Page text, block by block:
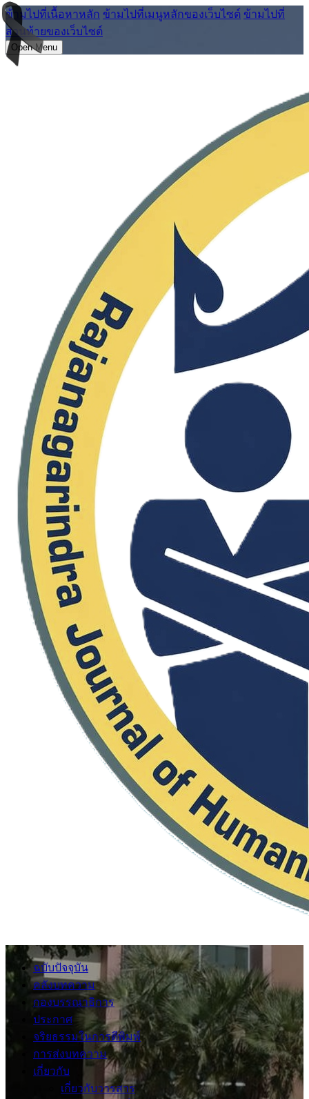
ข้ามไปที่เนื้อหาหลัก ข้ามไปที่เมนูหลักของเว็บไซต์ ข้ามไปที่
ส่วนท้ายของเว็บไซต์
Open Menu
ฉบับปัจจุบัน
คลังบทความ
กองบรรณาธิการ
ประกาศ
จริยธรรมในการตีพิมพ์
การส่งบทความ
เกี่ยวกับ
เกี่ยวกับวารสาร